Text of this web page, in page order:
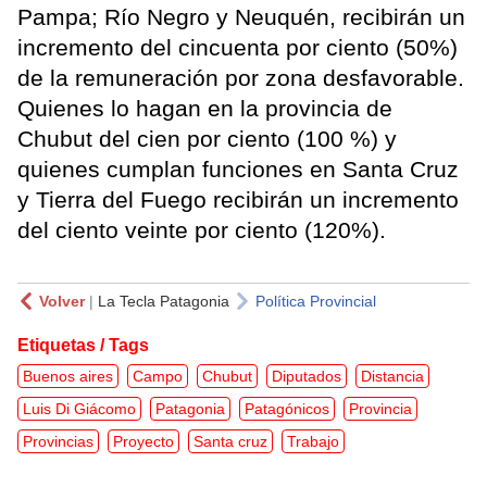
Pampa; Río Negro y Neuquén, recibirán un
incremento del cincuenta por ciento (50%)
de la remuneración por zona desfavorable.
Quienes lo hagan en la provincia de
Chubut del cien por ciento (100 %) y
quienes cumplan funciones en Santa Cruz
y Tierra del Fuego recibirán un incremento
del ciento veinte por ciento (120%).
Volver| La Tecla Patagonia Política Provincial
Etiquetas / Tags
Buenos aires Campo Chubut Diputados
Distancia
Luis Di Giácomo
Patagonia Patagónicos
Provincia
Provincias
Proyecto Santa cruz Trabajo